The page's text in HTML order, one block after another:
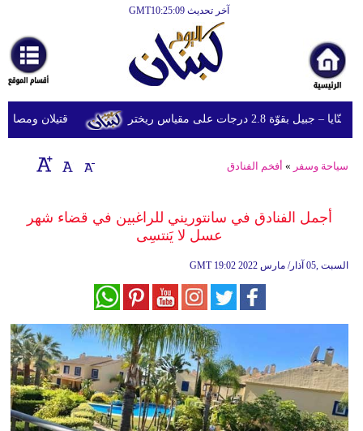
آخر تحديث GMT10:25:09
أخبارعاجلة
رياضة
ثقافة
إقتصاد
وموسيقى
سياحة
وسفر
ديكور
قتيلان ومصابون جراء 14 غارة إسرائيلية على شرق 2.8 درجات على مقياس ريختر
سياحة وسفر » أفخم الفنادق
أجمل الفنادق في سانتوريني للراغبين في قضاء شهر
عسل لا يَنتسِى
GMT 19:02 2022 السبت ,05 آذار/ مارس